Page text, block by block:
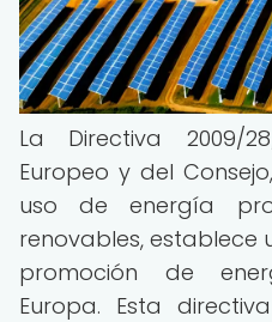
La Directiva 2009/
Europeo y del
uso de energía
renovables,
promoción de
Europa. Esta